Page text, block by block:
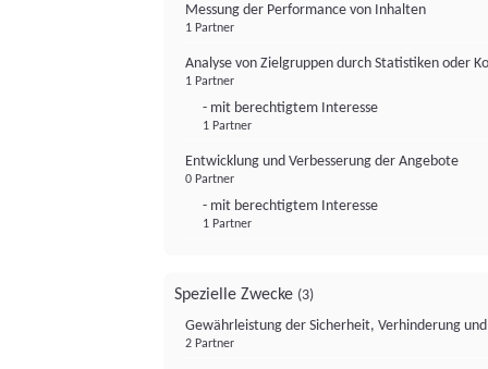
Messung der Performance von Inhalten
1 Partner
Analyse von Zielgruppen durch Statistiken oder
1 Partner
- mit berechtigtem Interesse
1 Partner
Entwicklung und Verbesserung der Angebote
0 Partner
- mit berechtigtem Interesse
1 Partner
Spezielle Zwecke (3)
Gewährleistung der Sicherheit, Verhinderung
2 Partner